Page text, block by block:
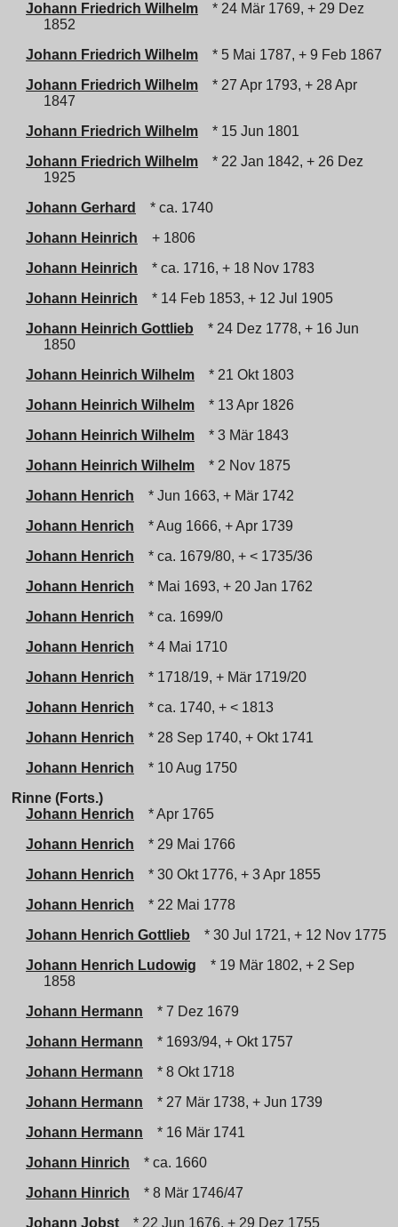
Johann Friedrich Wilhelm
* 24 Mär 1769, + 29 Dez
1852
Johann Friedrich Wilhelm
* 5 Mai 1787, + 9 Feb 1867
Johann Friedrich Wilhelm
* 27 Apr 1793, + 28 Apr
1847
Johann Friedrich Wilhelm
* 15 Jun 1801
Johann Friedrich Wilhelm
* 22 Jan 1842, + 26 Dez
1925
Johann Gerhard
* ca. 1740
Johann Heinrich
+ 1806
Johann Heinrich
* ca. 1716, + 18 Nov 1783
Johann Heinrich
* 14 Feb 1853, + 12 Jul 1905
Johann Heinrich Gottlieb
* 24 Dez 1778, + 16 Jun
1850
Johann Heinrich Wilhelm
* 21 Okt 1803
Johann Heinrich Wilhelm
* 13 Apr 1826
Johann Heinrich Wilhelm
* 3 Mär 1843
Johann Heinrich Wilhelm
* 2 Nov 1875
Johann Henrich
* Jun 1663, + Mär 1742
Johann Henrich
* Aug 1666, + Apr 1739
Johann Henrich
* ca. 1679/80, + < 1735/36
Johann Henrich
* Mai 1693, + 20 Jan 1762
Johann Henrich
* ca. 1699/0
Johann Henrich
* 4 Mai 1710
Johann Henrich
* 1718/19, + Mär 1719/20
Johann Henrich
* ca. 1740, + < 1813
Johann Henrich
* 28 Sep 1740, + Okt 1741
Johann Henrich
* 10 Aug 1750
Rinne (Forts.)
Johann Henrich
* Apr 1765
Johann Henrich
* 29 Mai 1766
Johann Henrich
* 30 Okt 1776, + 3 Apr 1855
Johann Henrich
* 22 Mai 1778
Johann Henrich Gottlieb
* 30 Jul 1721, + 12 Nov 1775
Johann Henrich Ludowig
* 19 Mär 1802, + 2 Sep
1858
Johann Hermann
* 7 Dez 1679
Johann Hermann
* 1693/94, + Okt 1757
Johann Hermann
* 8 Okt 1718
Johann Hermann
* 27 Mär 1738, + Jun 1739
Johann Hermann
* 16 Mär 1741
Johann Hinrich
* ca. 1660
Johann Hinrich
* 8 Mär 1746/47
Johann Jobst
* 22 Jun 1676, + 29 Dez 1755